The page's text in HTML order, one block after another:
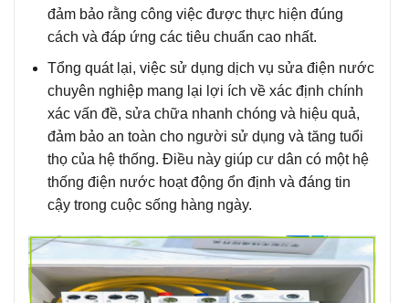
đảm bảo rằng công việc được thực hiện đúng
cách và đáp ứng các tiêu chuẩn cao nhất.
Tổng quát lại, việc sử dụng dịch vụ sửa điện nước
chuyên nghiệp mang lại lợi ích về xác định chính
xác vấn đề, sửa chữa nhanh chóng và hiệu quả,
đảm bảo an toàn cho người sử dụng và tăng tuổi
thọ của hệ thống. Điều này giúp cư dân có một hệ
thống điện nước hoạt động ổn định và đáng tin
cậy trong cuộc sống hàng ngày.